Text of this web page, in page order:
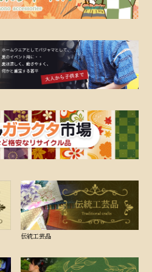
伝統工芸品